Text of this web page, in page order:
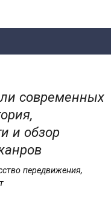
современных
и обзор
передвижения,